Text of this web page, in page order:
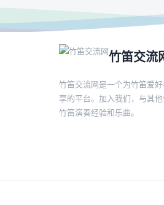
竹笛交流
竹笛交流网是一个为竹笛爱
享的平台。加入我们，与其
竹笛演奏经验和乐曲。